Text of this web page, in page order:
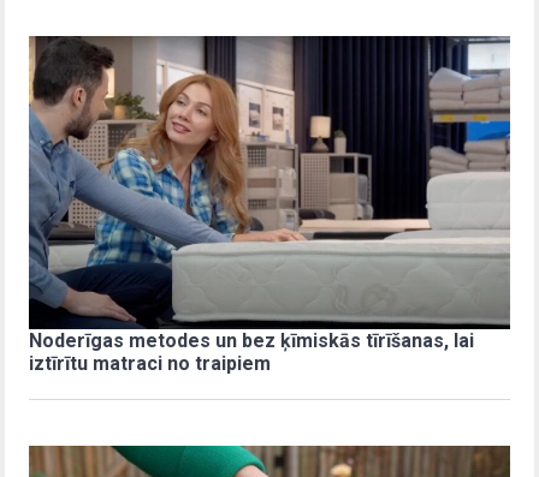
Noderīgas metodes un bez ķīmiskās tīrīšanas, lai
iztīrītu matraci no traipiem